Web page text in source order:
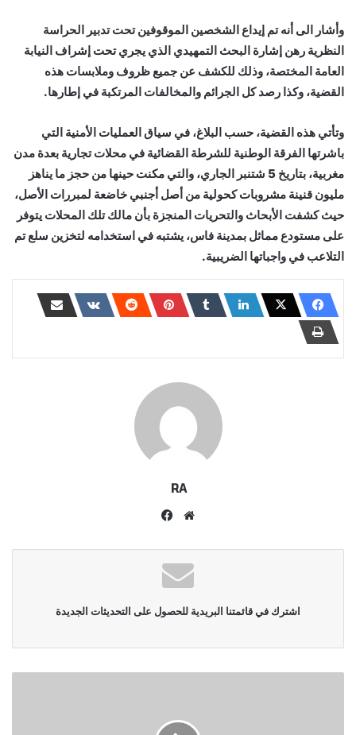
وأشار الى أنه تم إيداع الشخصين الموقوفين تحت تدبير الحراسة
النظرية رهن إشارة البحث التمهيدي الذي يجري تحت إشراف النيابة
العامة المختصة، وذلك للكشف عن جميع ظروف وملابسات هذه
القضية، وكذا رصد كل الجرائم والمخالفات المرتكبة في إطارها.
وتأتي هذه القضية، حسب البلاغ، في سياق العمليات الأمنية التي
باشرتها الفرقة الوطنية للشرطة القضائية في محلات تجارية بعدة مدن
مغربية، بتاريخ 5 شتنبر الجاري، والتي مكنت حينها من حجز ما يناهز
مليون قنينة مشروبات كحولية من أصل أجنبي خاضعة لمبررات الأصل،
حيث كشفت الأبحاث والتحريات المنجزة بأن مالك تلك المحلات يتوفر
على مستودع مماثل بمدينة فاس، يشتبه في استخدامه لتخزين سلع تم
التلاعب في واجباتها الضريبية.
RA
موقع
اشترك في قائمتنا البريدية للحصول على التحديثات الجديدة